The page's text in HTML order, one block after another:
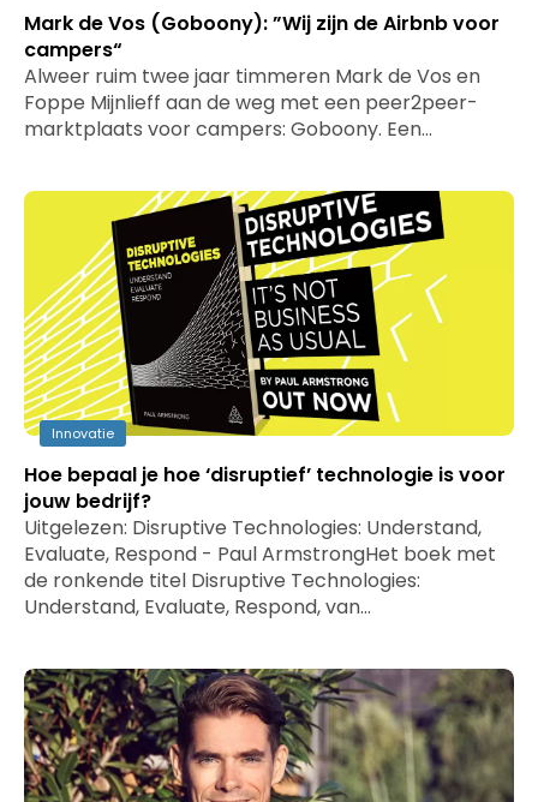
Mark de Vos (Goboony): ”Wij zijn de Airbnb voor
campers“
Alweer ruim twee jaar timmeren Mark de Vos en
Foppe Mijnlieff aan de weg met een peer2peer-
marktplaats voor campers: Goboony. Een…
Innovatie
Hoe bepaal je hoe ‘disruptief’ technologie is voor
jouw bedrijf?
Uitgelezen: Disruptive Technologies: Understand,
Evaluate, Respond - Paul ArmstrongHet boek met
de ronkende titel Disruptive Technologies:
Understand, Evaluate, Respond, van…